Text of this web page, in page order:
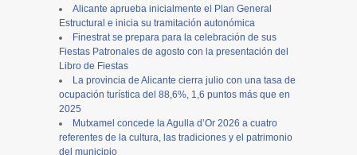
Alicante aprueba inicialmente el Plan General
Estructural e inicia su tramitación autonómica
Finestrat se prepara para la celebración de sus
Fiestas Patronales de agosto con la presentación del
Libro de Fiestas
La provincia de Alicante cierra julio con una tasa de
ocupación turística del 88,6%, 1,6 puntos más que en
2025
Mutxamel concede la Agulla d’Or 2026 a cuatro
referentes de la cultura, las tradiciones y el patrimonio
del municipio